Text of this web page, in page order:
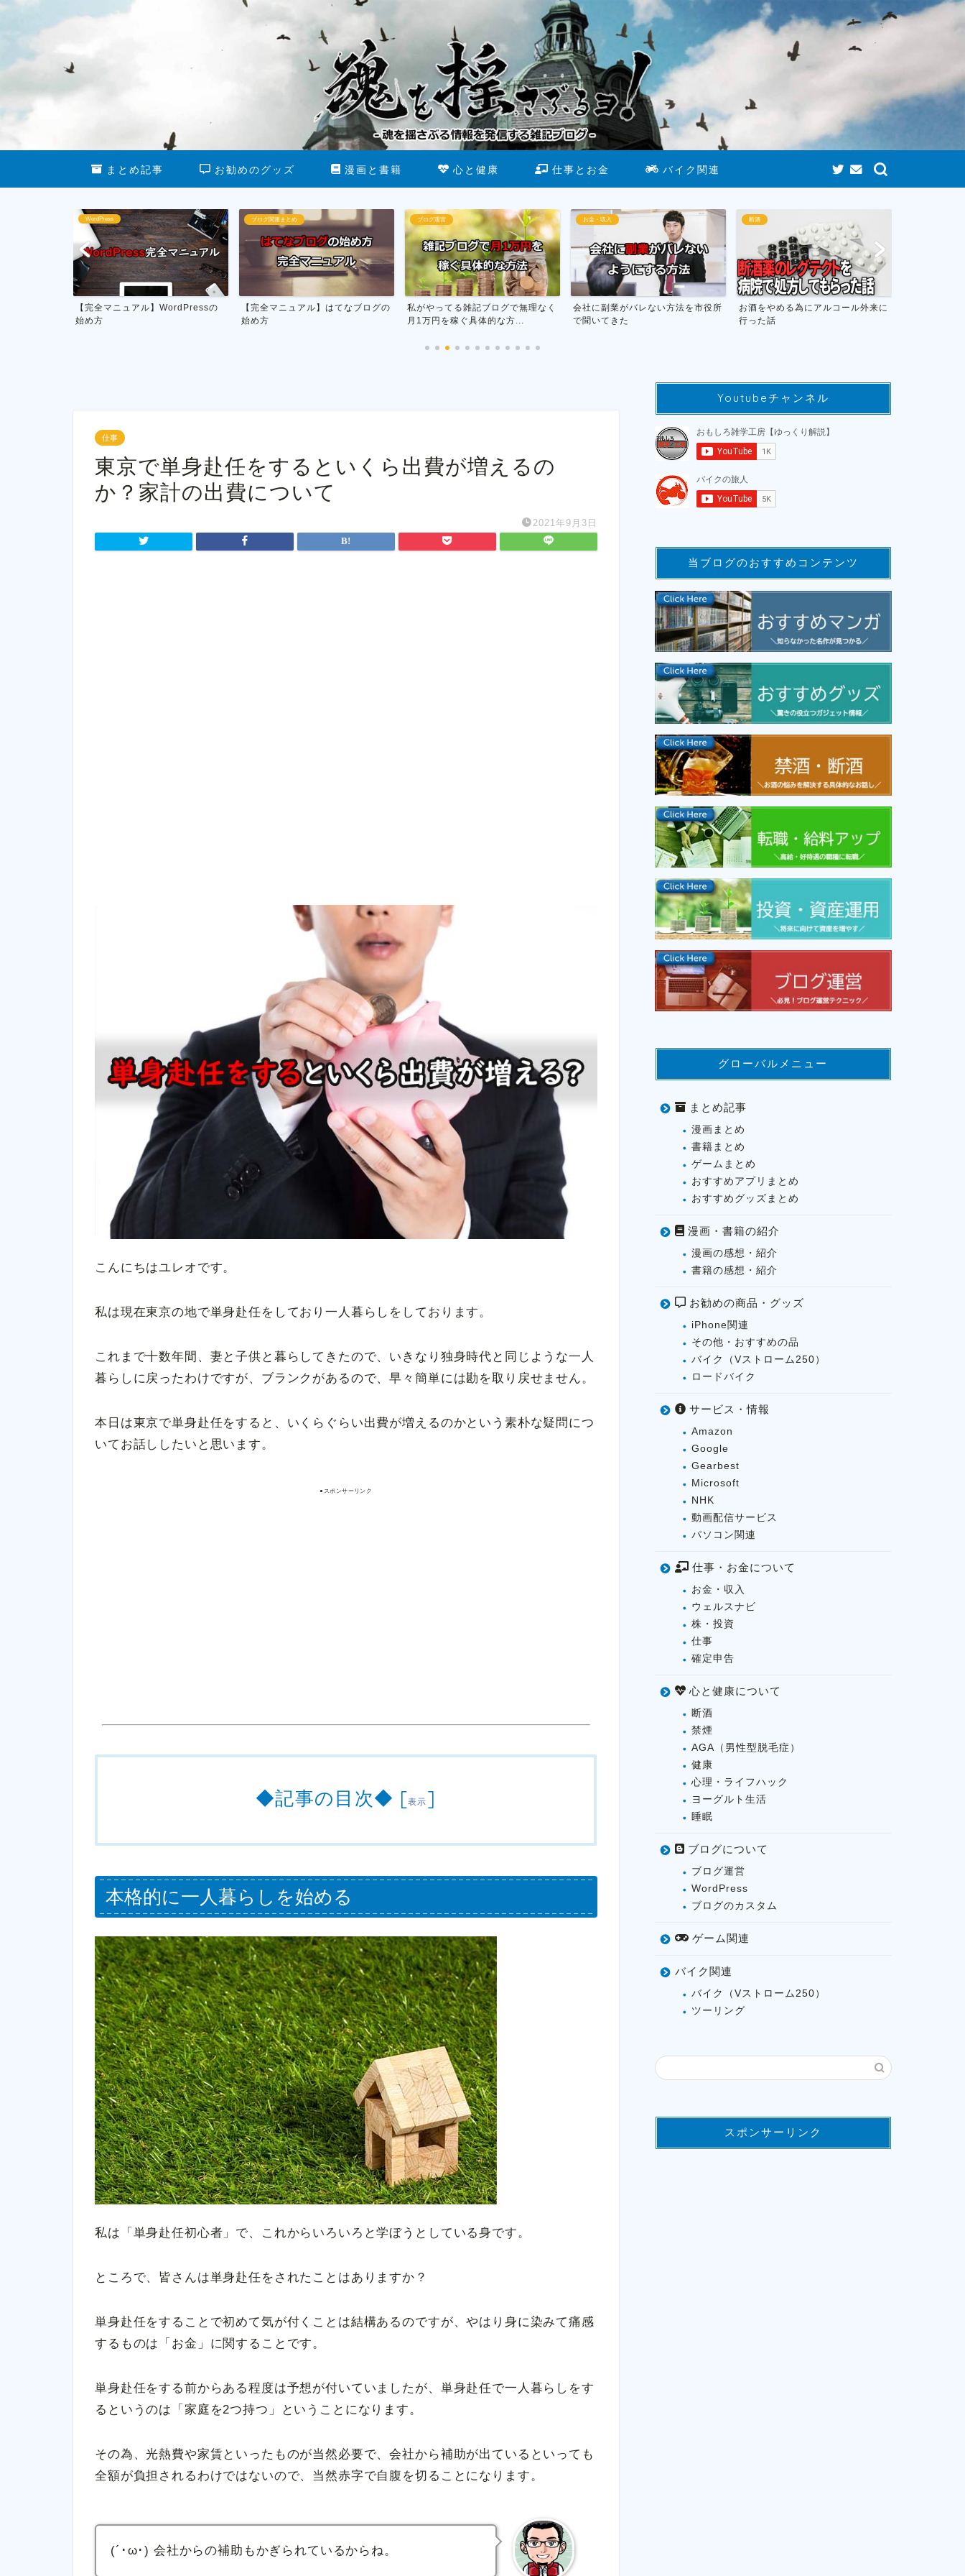
まとめ記事 お勧めのグッズ 漫画と書籍 心と健康 仕事とお金 バイク関連
WordPress
【完全マニュアル】WordPressの
始め方
ブログ関連まとめ
【完全マニュアル】はてなブログの
始め方
ブログ運営
私がやってる雑記ブログで無理なく
月1万円を稼ぐ具体的な方...
お金・収入
会社に副業がバレない方法を市役所
で聞いてきた
断酒
お酒をやめる為にアルコール外来に
行った話
仕事
東京で単身赴任をするといくら出費が増えるの
か？家計の出費について
2021年9月3日
こんにちはユレオです。
私は現在東京の地で単身赴任をしており一人暮らしをしております。
これまで十数年間、妻と子供と暮らしてきたので、いきなり独身時代と同じような一人
暮らしに戻ったわけですが、ブランクがあるので、早々簡単には勘を取り戻せません。
本日は東京で単身赴任をすると、いくらぐらい出費が増えるのかという素朴な疑問につ
いてお話ししたいと思います。
●スポンサーリンク
◆記事の目次◆ [表示 ]
本格的に一人暮らしを始める
私は「単身赴任初心者」で、これからいろいろと学ぼうとしている身です。
ところで、皆さんは単身赴任をされたことはありますか？
単身赴任をすることで初めて気が付くことは結構あるのですが、やはり身に染みて痛感
するものは「お金」に関することです。
単身赴任をする前からある程度は予想が付いていましたが、単身赴任で一人暮らしをす
るというのは「家庭を2つ持つ」ということになります。
その為、光熱費や家賃といったものが当然必要で、会社から補助が出ているといっても
全額が負担されるわけではないので、当然赤字で自腹を切ることになります。
(´･ω･) 会社からの補助もかぎられているからね。
Youtubeチャンネル
当ブログのおすすめコンテンツ
グローバルメニュー
まとめ記事
漫画まとめ
書籍まとめ
ゲームまとめ
おすすめアプリまとめ
おすすめグッズまとめ
漫画・書籍の紹介
漫画の感想・紹介
書籍の感想・紹介
お勧めの商品・グッズ
iPhone関連
その他・おすすめの品
バイク（Vストローム250）
ロードバイク
サービス・情報
Amazon
Google
Gearbest
Microsoft
NHK
動画配信サービス
パソコン関連
仕事・お金について
お金・収入
ウェルスナビ
株・投資
仕事
確定申告
心と健康について
断酒
禁煙
AGA（男性型脱毛症）
健康
心理・ライフハック
ヨーグルト生活
睡眠
ブログについて
ブログ運営
WordPress
ブログのカスタム
ゲーム関連
バイク関連
バイク（Vストローム250）
ツーリング
スポンサーリンク